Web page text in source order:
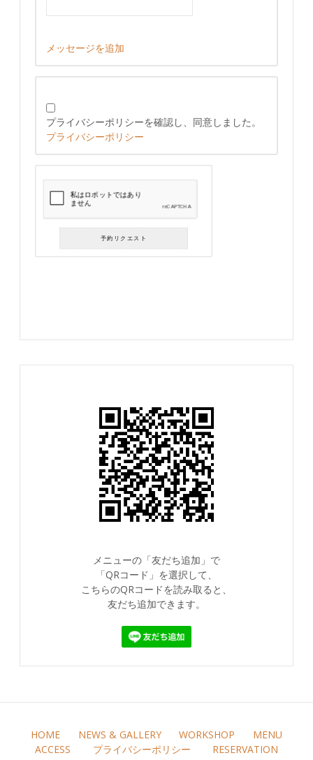
メッセージを追加
プライバシーポリシーを確認し、同意しました。
プライバシーポリシー
予約リクエスト
メニューの「友だち追加」で
「QRコード」を選択して、
こちらのQRコードを読み取ると、
友だち追加できます。
HOME NEWS & GALLERY WORKSHOP
MENU
ACCESS
プライバシーポリシー RESERVATION